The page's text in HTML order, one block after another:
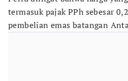
termasuk pajak PPh sebesar
pembelian emas batangan